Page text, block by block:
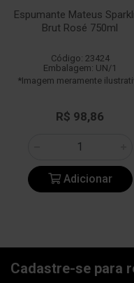
Espumante Mateus
Brut Rosé 750ml
Código: 23424
Embalagem: UN/1
*Imagem meramente
R$ 98,86
Adicionar
Cadastre-se para